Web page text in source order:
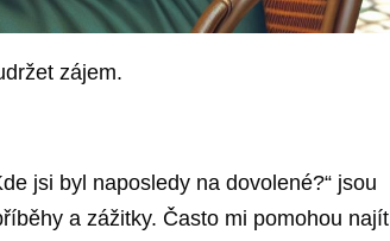
zájem.
jsi byl naposledy na dovolené?“ jsou
a zážitky. Často mi pomohou najít